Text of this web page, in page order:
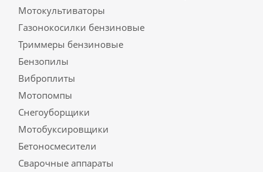
Мотокультиваторы
Газонокосилки бензиновые
Триммеры бензиновые
Бензопилы
Виброплиты
Мотопомпы
Снегоуборщики
Мотобуксировщики
Бетоносмесители
Сварочные аппараты